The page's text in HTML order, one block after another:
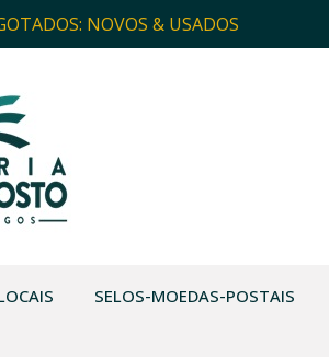
NOVOS & USADOS
SELOS-MOEDAS-POSTAIS